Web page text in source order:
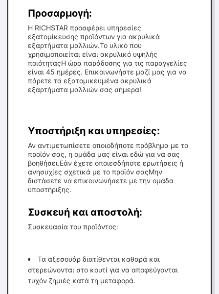
Προσαρμογή:
Η RICHSTAR προσφέρει υπηρεσίες
εξατομίκευσης προϊόντων για ακρυλικά
εξαρτήματα μαλλιών.Το υλικό που
χρησιμοποιείται είναι ακρυλικό υψηλής
ποιότηταςΗ ώρα παράδοσης για τις παραγγελίες
είναι 45 ημέρες. Επικοινωνήστε μαζί μας για να
πάρετε τα εξατομικευμένα ακρυλικά
εξαρτήματα μαλλιών σας σήμερα!
Υποστήριξη και υπηρεσίες:
Αν αντιμετωπίσετε οποιοδήποτε πρόβλημα με το
προϊόν σας, η ομάδα μας είναι εδώ για να σας
βοηθήσει.Εάν έχετε οποιεσδήποτε ερωτήσεις ή
ανησυχίες σχετικά με το προϊόν σαςΜην
διστάσετε να επικοινωνήσετε με την ομάδα
υποστήριξης.
Συσκευή και αποστολή:
Συσκευασία του προϊόντος:
Τα αξεσουάρ διατίθενται καθαρά και
στερεώνονται στο κουτί για να αποφεύγονται
τυχόν ζημιές κατά τη μεταφορά.